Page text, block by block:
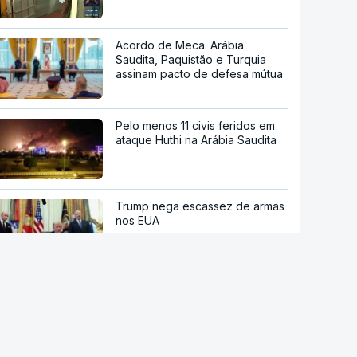
Acordo de Meca. Arábia
Saudita, Paquistão e Turquia
assinam pacto de defesa mútua
Pelo menos 11 civis feridos em
ataque Huthi na Arábia Saudita
Trump nega escassez de armas
nos EUA